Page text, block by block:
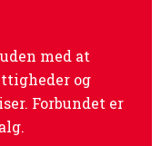
med at
og
Forbundet er